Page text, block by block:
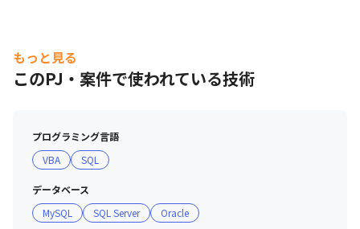
もっと見る
このPJ・案件で使われている技術
プログラミング言語
VBA
SQL
データベース
MySQL
SQL Server Oracle